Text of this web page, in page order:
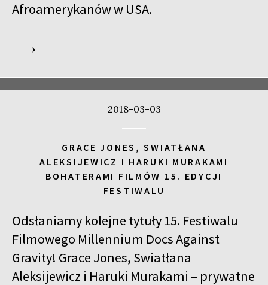
Afroamerykanów w USA.
2018-03-03
GRACE JONES, SWIATŁANA
ALEKSIJEWICZ I HARUKI MURAKAMI
BOHATERAMI FILMÓW 15. EDYCJI
FESTIWALU
Odsłaniamy kolejne tytuły 15. Festiwalu
Filmowego Millennium Docs Against
Gravity! Grace Jones, Swiatłana
Aleksijewicz i Haruki Murakami – prywatne